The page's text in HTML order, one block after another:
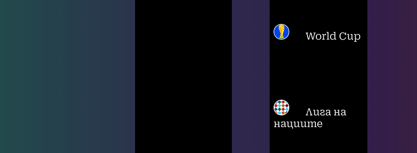
World Cup
Лига на
нациите